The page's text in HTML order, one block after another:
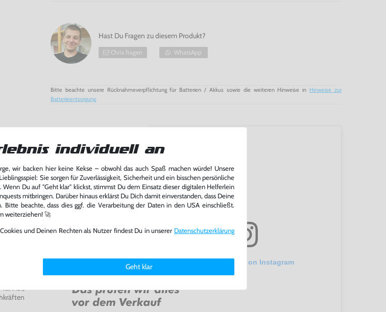
Hast Du Fragen zu diesem Produkt?
Chris fragen WhatsApp
Bitte beachte unsere Rücknahmeverpflichtung für Batterien / Akkus sowie die weiteren Hinweise in Hinweise zur
Batterieentsorgung
View this post on Instagram
individuell an
wir backen hier keine Kekse – obwohl das auch Spaß machen würde! Unsere
Sie sorgen für Zuverlässigkeit, Sicherheit und ein bisschen persönliche
Wenn Du auf "Geht klar" klickst, stimmst Du dem Einsatz dieser digitalen Helferlein
mitbringen. Darüber hinaus erklärst Du Dich damit einverstanden, dass Deine
beachte, dass dies ggf. die Verarbeitung der Daten in den USA einschließt.
weiterziehen! 🚀
und Deinen Rechten als Nutzer findest Du in unserer Daten­schutz­erklärung
Geht klar